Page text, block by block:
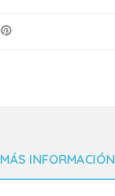
MÁS INFORMACIÓN